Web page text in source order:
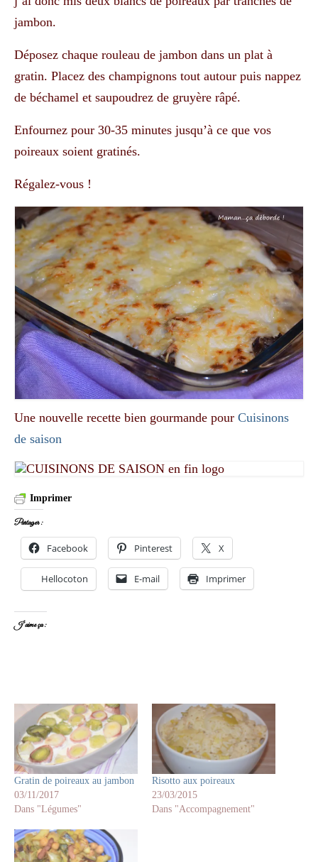
jambon.
Déposez chaque rouleau de jambon dans un plat à
gratin. Placez des champignons tout autour puis nappez
de béchamel et saupoudrez de gruyère râpé.
Enfournez pour 30-35 minutes jusqu’à ce que vos
poireaux soient gratinés.
Régalez-vous !
Une nouvelle recette bien gourmande pour Cuisinons
de saison
Imprimer
Partager :
Facebook Pinterest X
Hellocoton E-mail Imprimer
J’aime ça :
Gratin de poireaux au jambon
03/11/2017
Dans "Légumes"
Risotto aux poireaux
23/03/2015
Dans "Accompagnement"